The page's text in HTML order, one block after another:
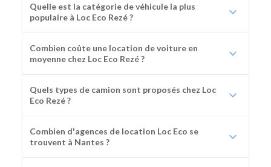
Quelle est la catégorie de véhicule la plus
populaire à Loc Eco Rezé ?
Combien coûte une location de voiture en
moyenne chez Loc Eco Rezé ?
Quels types de camion sont proposés chez Loc
Eco Rezé ?
Combien d'agences de location Loc Eco se
trouvent à Nantes ?